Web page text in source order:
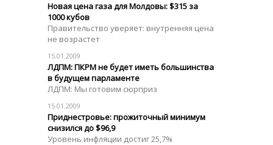
Новая цена газа для Молдовы: $315 за
1000 кубов
Правительство уверяет: внутренняя цена
не возрастет
15.01.2009
ЛДПМ: ПКРМ не будет иметь большинства
в будущем парламенте
ЛДПМ: Мы готовим сюрприз
15.01.2009
Приднестровье: прожиточный минимум
снизился до $96,9
Уровень инфляции достиг 25,7%